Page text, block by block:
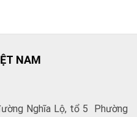
NAM
Nghĩa Lộ, tổ 5 Phường